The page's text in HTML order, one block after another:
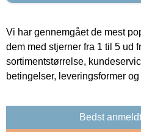
Vi har gennemgået de mest
dem med stjerner fra 1 til 5 ud
sortimentstørrelse,
betingelser, leveringsformer
Bedst